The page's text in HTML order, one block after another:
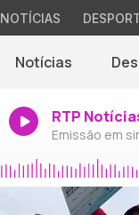
NOTÍCIAS
Notícias
RTP
Emissão em